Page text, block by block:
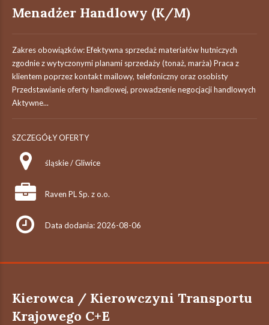
Menadżer Handlowy (K/M)
Zakres obowiązków: Efektywna sprzedaż materiałów hutniczych
zgodnie z wytyczonymi planami sprzedaży (tonaż, marża) Praca z
klientem poprzez kontakt mailowy, telefoniczny oraz osobisty
Przedstawianie oferty handlowej, prowadzenie negocjacji handlowych
Aktywne...
SZCZEGÓŁY OFERTY
śląskie / Gliwice
Raven PL Sp. z o.o.
Data dodania: 2026-08-06
Kierowca / Kierowczyni Transportu
Krajowego C+E